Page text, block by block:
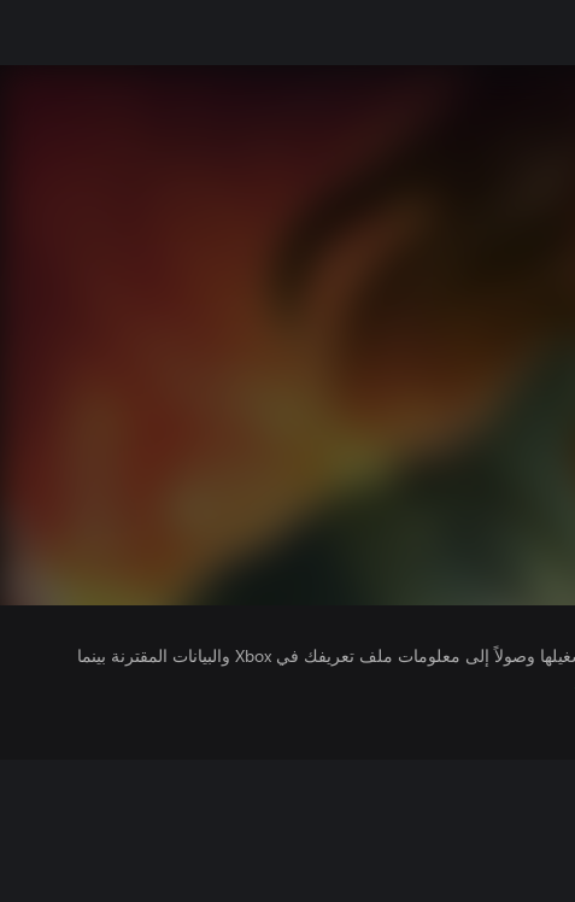
يتلقى ناشرو الألعاب التي تقوم بتشغيلها وصولاً إلى معلومات ملف تعريفك في Xbox والبيانات المقترنة بينما